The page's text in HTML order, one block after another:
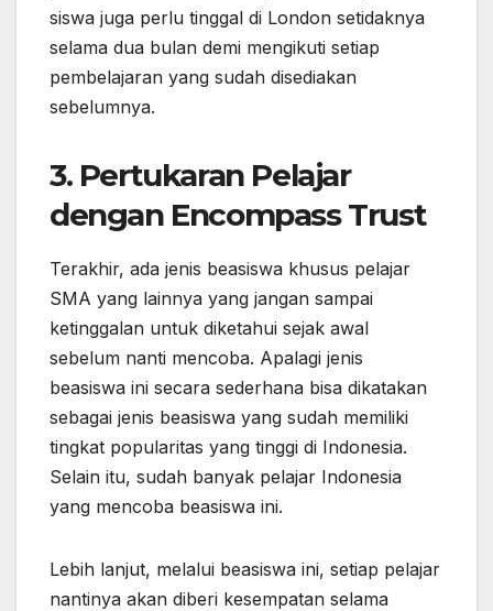
siswa juga perlu tinggal di London setidaknya
selama dua bulan demi mengikuti setiap
pembelajaran yang sudah disediakan
sebelumnya.
3. Pertukaran Pelajar
dengan Encompass Trust
Terakhir, ada jenis beasiswa khusus pelajar
SMA yang lainnya yang jangan sampai
ketinggalan untuk diketahui sejak awal
sebelum nanti mencoba. Apalagi jenis
beasiswa ini secara sederhana bisa dikatakan
sebagai jenis beasiswa yang sudah memiliki
tingkat popularitas yang tinggi di Indonesia.
Selain itu, sudah banyak pelajar Indonesia
yang mencoba beasiswa ini.
Lebih lanjut, melalui beasiswa ini, setiap pelajar
nantinya akan diberi kesempatan selama